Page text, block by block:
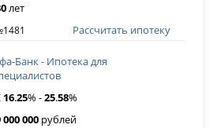
лет
Рассчитать ипотеку
Банк - Ипотека для
16.25% -25.58%
000 000 рублей